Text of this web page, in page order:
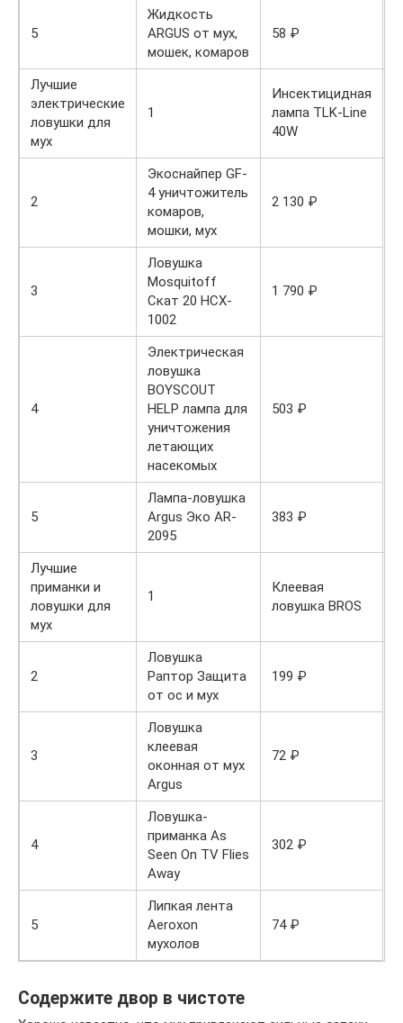
5
Жидкость
ARGUS от мух,
мошек, комаров
58 ₽
Лучшие
электрические
ловушки для
мух
1
Инсектицидная
лампа TLK-Line
40W
2
Экоснайпер GF-
4 уничтожитель
комаров,
мошки, мух
2 130 ₽
3
Ловушка
Mosquitoff
Скат 20 HCX-
1002
1 790 ₽
4
Электрическая
ловушка
BOYSCOUT
HELP лампа для
уничтожения
летающих
насекомых
503 ₽
5
Лампа-ловушка
Argus Эко AR-
2095
383 ₽
Лучшие
приманки и
ловушки для
мух
1
Клеевая
ловушка BROS
2
Ловушка
Раптор Защита
от ос и мух
199 ₽
3
Ловушка
клеевая
оконная от мух
Argus
72 ₽
4
Ловушка-
приманка As
Seen On TV Flies
Away
302 ₽
5
Липкая лента
Aeroxon
мухолов
74 ₽
Содержите двор в чистоте